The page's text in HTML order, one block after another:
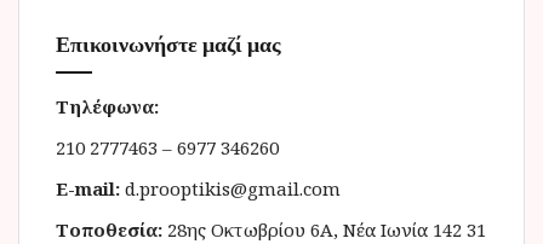
Επικοινωνήστε μαζί μας
Τηλέφωνα:
210 2777463 – 6977 346260
E-mail: d.prooptikis@gmail.com
Τοποθεσία: 28ης Οκτωβρίου 6Α, Νέα Ιωνία 142 31